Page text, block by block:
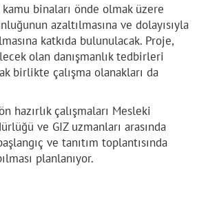
binaları önde olmak üzere
azaltılmasına ve dolayısıyla
katkıda bulunulacak. Proje,
olan danışmanlık tedbirleri
birlikte çalışma olanakları da
çalışmaları Mesleki
ve GIZ uzmanları arasında
ve tanıtım toplantısında
planlanıyor.